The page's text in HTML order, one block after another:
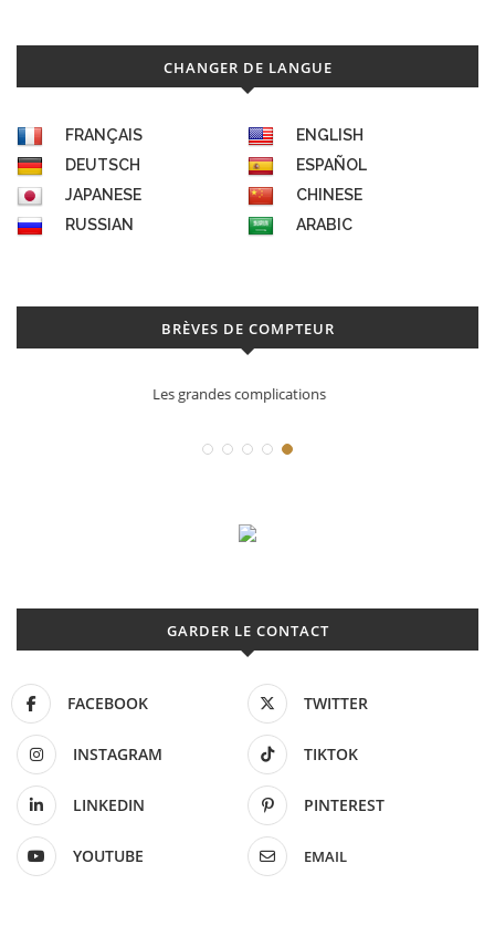
CHANGER DE LANGUE
FRANÇAIS
ENGLISH
DEUTSCH
ESPAÑOL
JAPANESE
CHINESE
RUSSIAN
ARABIC
BRÈVES DE COMPTEUR
Déconstruction Parmigiani Fleurier
GARDER LE CONTACT
FACEBOOK TWITTER
INSTAGRAM TIKTOK
LINKEDIN PINTEREST
YOUTUBE EMAIL